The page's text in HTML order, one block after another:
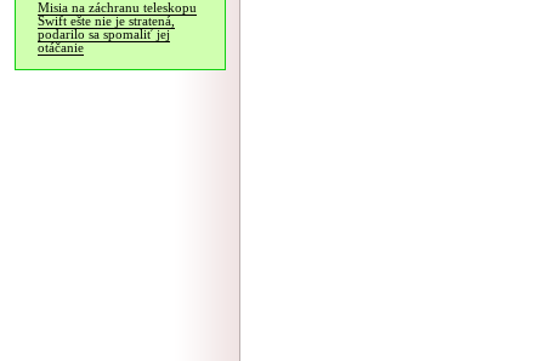
Misia na záchranu teleskopu
Swift ešte nie je stratená,
podarilo sa spomaliť jej
otáčanie